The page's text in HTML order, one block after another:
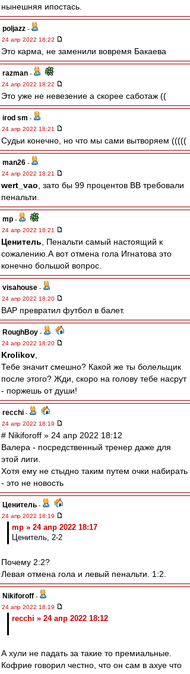
нынешняя ипостась.
poljazz -
24 апр 2022 18:22
Это карма, не заменили вовремя Бакаева
razman -
24 апр 2022 18:22
Это уже не невезение а скорее саботаж ((
irod sm -
24 апр 2022 18:21
Судьи конечно, но что мы сами вытворяем (((((
man26 -
24 апр 2022 18:21
wert_vao , зато бы 99 процентов ВВ требовали
пенальти.
mp -
24 апр 2022 18:21
Ценитель , Пенальти самый настоящий к
сожалению.А вот отмена гола Игнатова это
конечно большой вопрос.
visahouse -
24 апр 2022 18:20
ВАР превратил футбол в балет.
RoughBoy -
24 апр 2022 18:20
Krolikov
Тебе значит смешно? Какой же ты болельщик
после этого? Жди, скоро на голову тебе насрут
- поржешь от души!
recchi -
24 апр 2022 18:19
# Nikiforoff » 24 апр 2022 18:12
Валера - посредственный тренер даже для
этой лиги.
Хотя ему не стыдно таким путем очки набирать
- это не новость
Ценитель -
24 апр 2022 18:19
mp » 24 апр 2022 18:17
Ценитель, 2-2
Почему 2:2?
Левая отмена гола и левый пенальти. 1:2.
Nikiforoff -
24 апр 2022 18:19
recchi » 24 апр 2022 18:12
А хули не падать за такие то премиальные.
Кофрие говорил честно, что он сам в ахуе что